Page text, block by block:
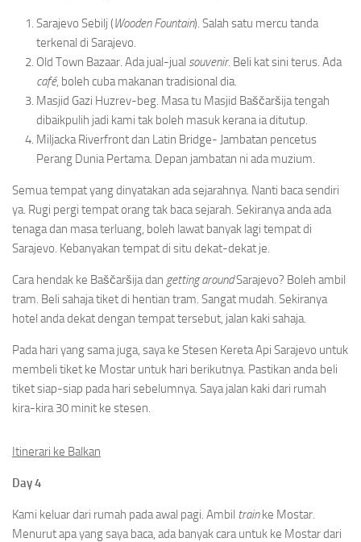
Sarajevo Sebilj (Wooden Fountain). Salah satu mercu tanda
terkenal di Sarajevo.
Old Town Bazaar. Ada jual-jual souvenir. Beli kat sini terus. Ada
café, boleh cuba makanan tradisional dia.
Masjid Gazi Huzrev-beg. Masa tu Masjid Baščaršija tengah
dibaikpulih jadi kami tak boleh masuk kerana ia ditutup.
Miljacka Riverfront dan Latin Bridge- Jambatan pencetus
Perang Dunia Pertama. Depan jambatan ni ada muzium.
Semua tempat yang dinyatakan ada sejarahnya. Nanti baca sendiri
ya. Rugi pergi tempat orang tak baca sejarah. Sekiranya anda ada
tenaga dan masa terluang, boleh lawat banyak lagi tempat di
Sarajevo. Kebanyakan tempat di situ dekat-dekat je.
Cara hendak ke Baščaršija dan getting aroundSarajevo? Boleh ambil
tram. Beli sahaja tiket di hentian tram. Sangat mudah. Sekiranya
hotel anda dekat dengan tempat tersebut, jalan kaki sahaja.
Pada hari yang sama juga, saya ke Stesen Kereta Api Sarajevo untuk
membeli tiket ke Mostar untuk hari berikutnya. Pastikan anda beli
tiket siap-siap pada hari sebelumnya. Saya jalan kaki dari rumah
kira-kira 30 minit ke stesen.
Itinerari ke Balkan
Day 4
Kami keluar dari rumah pada awal pagi. Ambil trainke Mostar.
Menurut apa yang saya baca, ada banyak cara untuk ke Mostar dari